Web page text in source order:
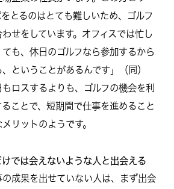
とるのはとても難しいため、ゴルフ
せをしています。オフィスでは忙し
も、休日のゴルフなら参加するから
ということがあるんです」（同）
ロスするよりも、ゴルフの機会を利
ことで、短期間で仕事を進めること
リットのようです。
では会えないような人と出会える
成果を出せていない人は、まず出会